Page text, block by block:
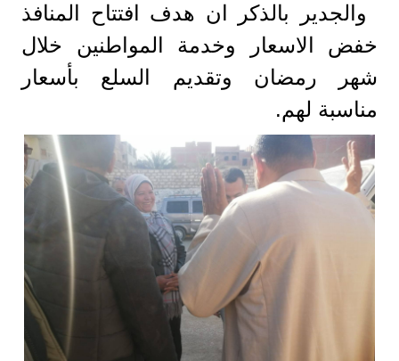
والجدير بالذكر ان هدف افتتاح المنافذ
خفض الاسعار وخدمة المواطنين خلال
شهر رمضان وتقديم السلع بأسعار
مناسبة لهم.